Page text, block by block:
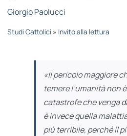
Giorgio Paolucci
Studi Cattolici» Invito alla lettura
«Il pericolo maggiore
temere l’umanità non
catastrofe che venga
è invece quella
più terribile, perché il